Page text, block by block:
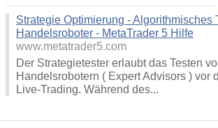
Strategie Optimierung - Algorithmisches
Handelsroboter - MetaTrader 5 Hilfe
www.metatrader5.com
Der Strategietester erlaubt das Testen
Handelsrobotern ( Expert Advisors ) vor
Live-Trading. Während des...